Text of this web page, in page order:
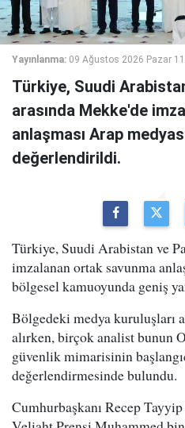
Yayınlanma: 09 Ağustos 2026 Pazar
Türkiye, Suudi
arasında Mekke'de
anlaşması Arap
değerlendirildi.
Türkiye, Suudi Arabistan ve
imzalanan ortak savunma
bölgesel kamuoyunda geniş
Bölgedeki medya kuruluşları
alırken, birçok analist bunun
güvenlik mimarisinin
değerlendirmesinde bulundu.
Cumhurbaşkanı Recep